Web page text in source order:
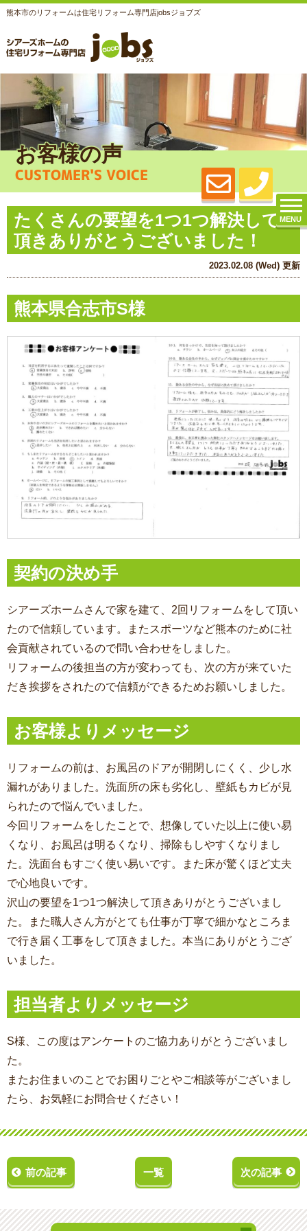
熊本市のリフォームは住宅リフォーム専門店jobsジョブズ
MENU
お客様の声
CUSTOMER'S VOICE
たくさんの要望を1つ1つ解決して
頂きありがとうございました！
2023.02.08 (Wed) 更新
熊本県合志市S様
契約の決め手
シアーズホームさんで家を建て、2回リフォームをして頂い
たので信頼しています。またスポーツなど熊本のために社
会貢献されているので問い合わせをしました。
リフォームの後担当の方が変わっても、次の方が来ていた
だき挨拶をされたので信頼ができるためお願いしました。
お客様よりメッセージ
リフォームの前は、お風呂のドアが開閉しにくく、少し水
漏れがありました。洗面所の床も劣化し、壁紙もカビが見
られたので悩んでいました。
今回リフォームをしたことで、想像していた以上に使い易
くなり、お風呂は明るくなり、掃除もしやすくなりまし
た。洗面台もすごく使い易いです。また床が驚くほど丈夫
で心地良いです。
沢山の要望を1つ1つ解決して頂きありがとうございまし
た。また職人さん方がとても仕事が丁寧で細かなところま
で行き届く工事をして頂きました。本当にありがとうござ
いました。
担当者よりメッセージ
S様、この度はアンケートのご協力ありがとうございまし
た。
またお住まいのことでお困りごとやご相談等がございまし
たら、お気軽にお問合せください！
前の記事 一覧 次の記事